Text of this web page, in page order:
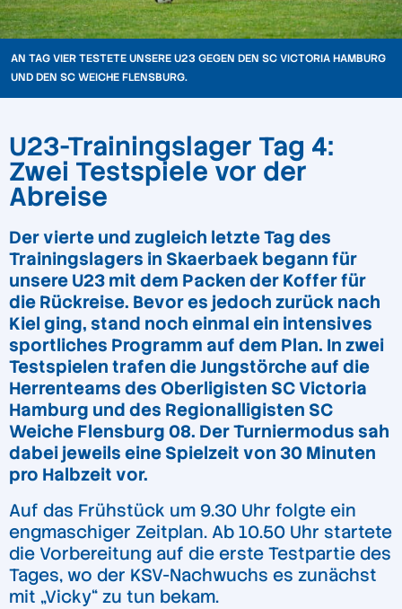
AN TAG VIER TESTETE UNSERE U23 GEGEN DEN SC VICTORIA HAMBURG
UND DEN SC WEICHE FLENSBURG.
U23-Trainingslager Tag 4:
Zwei Testspiele vor der
Abreise
Der vierte und zugleich letzte Tag des
Trainingslagers in Skaerbaek begann für
unsere U23 mit dem Packen der Koffer für
die Rückreise. Bevor es jedoch zurück nach
Kiel ging, stand noch einmal ein intensives
sportliches Programm auf dem Plan. In zwei
Testspielen trafen die Jungstörche auf die
Herrenteams des Oberligisten SC Victoria
Hamburg und des Regionalligisten SC
Weiche Flensburg 08. Der Turniermodus sah
dabei jeweils eine Spielzeit von 30 Minuten
pro Halbzeit vor.
Auf das Frühstück um 9.30 Uhr folgte ein
engmaschiger Zeitplan. Ab 10.50 Uhr startete
die Vorbereitung auf die erste Testpartie des
Tages, wo der KSV-Nachwuchs es zunächst
mit „Vicky“ zu tun bekam.